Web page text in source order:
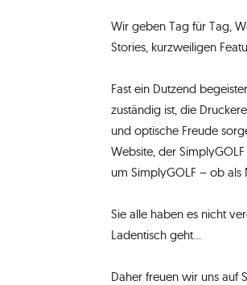
Wir geben Tag für Tag,
Stories, kurzweiligen
Fast ein Dutzend
zuständig ist, die
und optische Freude
Website, der
um SimplyGOLF – ob
Sie alle haben es nicht
Ladentisch geht…
Daher freuen wir uns auf